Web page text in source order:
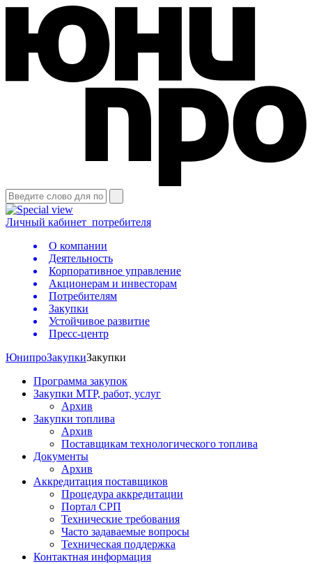
Личный кабинет потребителя
О компании
Деятельность
Корпоративное управление
Акционерам и инвесторам
Потребителям
Закупки
Устойчивое развитие
Пресс-центр
ЮнипроЗакупкиЗакупки
Программа закупок
Закупки МТР, работ, услуг
Архив
Закупки топлива
Архив
Поставщикам технологического топлива
Документы
Архив
Аккредитация поставщиков
Процедура аккредитации
Портал СРП
Технические требования
Часто задаваемые вопросы
Техническая поддержка
Контактная информация